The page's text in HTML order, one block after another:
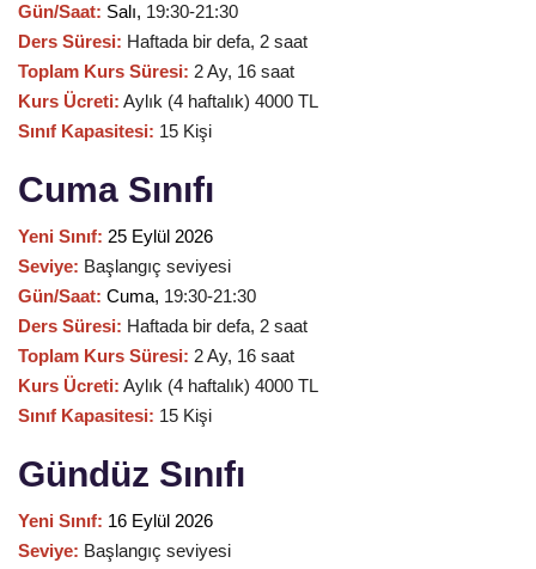
Gün/Saat: Salı, 19:30-21:30
Ders Süresi: Haftada bir defa, 2 saat
Toplam Kurs Süresi: 2 Ay, 16 saat
Kurs Ücreti: Aylık (4 haftalık) 4000 TL
Sınıf Kapasitesi: 15 Kişi
Cuma Sınıfı
Yeni Sınıf: 25 Eylül 2026
Seviye: Başlangıç seviyesi
Gün/Saat: Cuma, 19:30-21:30
Ders Süresi: Haftada bir defa, 2 saat
Toplam Kurs Süresi: 2 Ay, 16 saat
Kurs Ücreti: Aylık (4 haftalık) 4000 TL
Sınıf Kapasitesi: 15 Kişi
Gündüz Sınıfı
Yeni Sınıf: 16 Eylül 2026
Seviye: Başlangıç seviyesi